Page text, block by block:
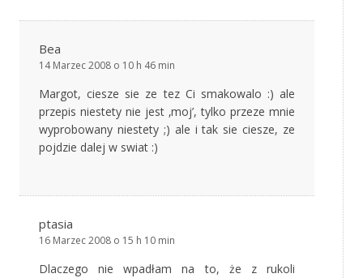
Bea
14 Marzec 2008 o 10 h 46 min
Margot, ciesze sie ze tez Ci smakowalo :) ale
przepis niestety nie jest ‚moj’, tylko przeze mnie
wyprobowany niestety ;) ale i tak sie ciesze, ze
pojdzie dalej w swiat :)
ptasia
16 Marzec 2008 o 15 h 10 min
Dlaczego nie wpadłam na to, że z rukoli